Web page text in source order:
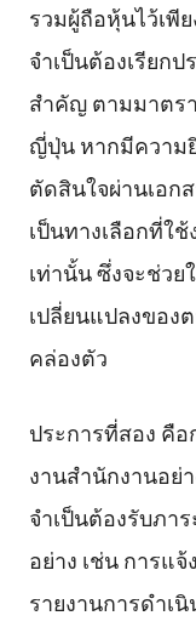
รวมผู้ถือหุ้นไว้เพี
จำเป็นต้องเรียก
สำคัญ ตามมาตร
ญี่ปุ่น หากมีความ
ตัดสินใจผ่านเอก
เป็นทางเลือกที่ใ
เท่านั้น ซึ่งจะช่ว
เปลี่ยนแปลงของ
คล่องตัว
ประการที่สอง คื
งานสำนักงานอย่
จำเป็นต้องรับภา
อย่าง เช่น การแ
รายงานการดำเ